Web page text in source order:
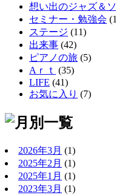
想い出のジャズ＆
セミナー・勉強会
ステージ (11)
出来事 (42)
ピアノの旅 (5)
Aｒｔ (35)
LIFE (41)
お気に入り (7)
2026年3月 (1)
2025年2月 (1)
2025年1月 (1)
2023年3月 (1)